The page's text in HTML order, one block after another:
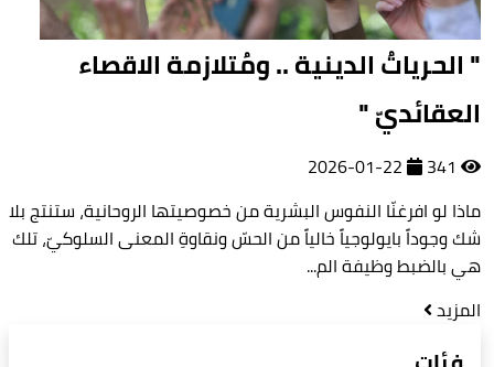
" الحرياتُ الدينية .. ومُتلازمة الاقصاء
العقائديّ "
341
2026-01-22
ماذا لو افرغنّا النفوس البشرية من خصوصيتها الروحانية، ستنتج بلا
شك وجوداً بايولوجياً خالياً من الحسّ ونقاوةِ المعنى السلوكيّ، تلك
هي بالضبط وظيفة الم...
المزيد